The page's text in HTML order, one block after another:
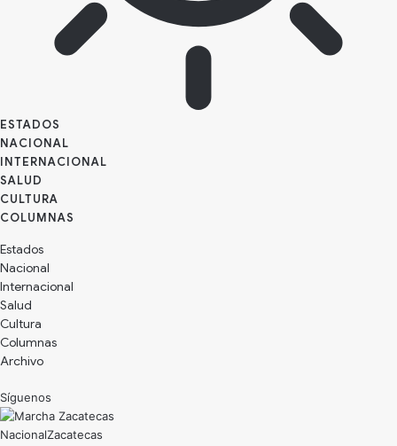
ESTADOS
NACIONAL
INTERNACIONAL
SALUD
CULTURA
Estados
Nacional
Internacional
Salud
Cultura
Archivo
Síguenos
NacionalZacatecas